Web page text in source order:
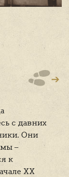
с давних
Они
–
к
ХХ